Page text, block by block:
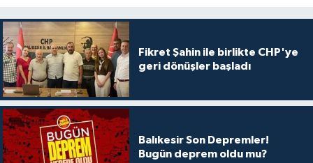
Fikret Şahin ile birlikte CHP'ye
geri dönüşler başladı
Balıkesir Son Depremler!
Bugün deprem oldu mu?